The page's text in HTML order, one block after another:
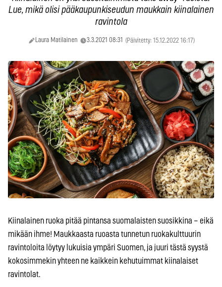
Lue, mikä olisi pääkaupunkiseudun maukkain kiinalainen
ravintola
Laura Matilainen 3.3.2021 08:31 (Päivitetty: 15.12.2022 16:17)
Kiinalainen ruoka pitää pintansa suomalaisten suosikkina – eikä
mikään ihme! Maukkaasta ruoasta tunnetun ruokakulttuurin
ravintoloita löytyy lukuisia ympäri Suomen, ja juuri tästä syystä
kokosimmekin yhteen ne kaikkein kehutuimmat kiinalaiset
ravintolat.